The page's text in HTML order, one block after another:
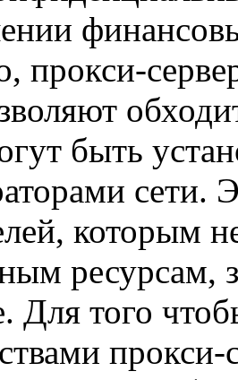
прокси-
быть
сети.
которым
ресурсам,
Для того
прокси-